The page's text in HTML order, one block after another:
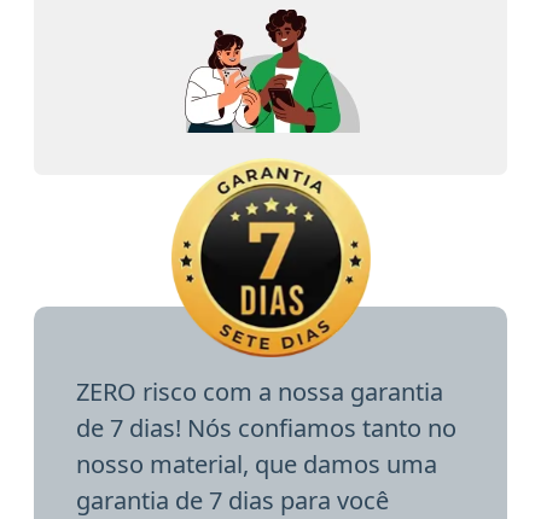
ZERO risco com a nossa garantia
de 7 dias! Nós confiamos tanto no
nosso material, que damos uma
garantia de 7 dias para você